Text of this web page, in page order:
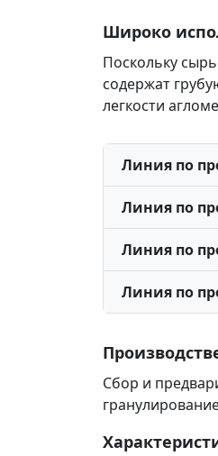
Широко
Поскольку
содержат
легкости
Линия по
Линия по
Линия по
Линия по
Сбор и